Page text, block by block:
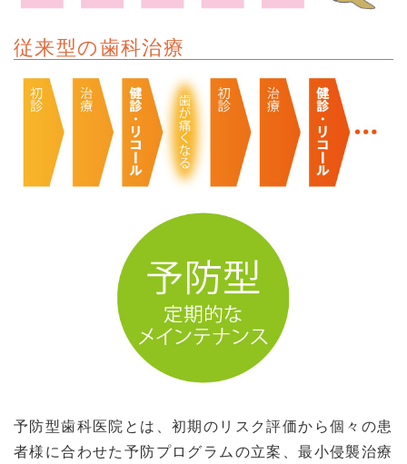
従来型の歯科治療
予防型歯科医院とは、初期のリスク評価から個々の患
者様に合わせた予防プログラムの立案、最小侵襲治療